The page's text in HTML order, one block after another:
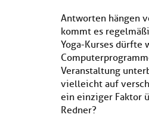
Antworten hängen
kommt es
Yoga-Kurses dürfte
Veranstaltung
vielleicht auf
ein einziger Faktor
Redner?